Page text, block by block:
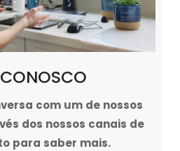
com um de nossos
dos nossos canais de
para saber mais.